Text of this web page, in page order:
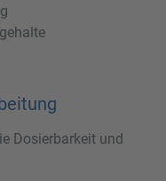
Dosierbarkeit und